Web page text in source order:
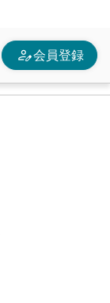
person_edit会員登録